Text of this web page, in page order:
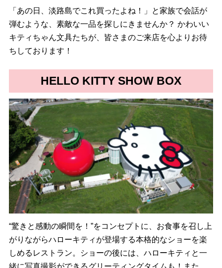
「あの日、淡路島でこれ買ったよね！」と家族で会話が
弾むような、素敵な一品を探しにきませんか？ かわいい
キティちゃん文具たちが、皆さまのご来店を心よりお待
ちしております！
HELLO KITTY SHOW BOX
“驚きと感動の瞬間を！”をコンセプトに、お食事を召し上
がりながらハローキティが登場する本格的なショーを楽
しめるレストラン。ショーの後には、ハローキティと一
緒に写真撮影ができるグリーティングタイムも！また、